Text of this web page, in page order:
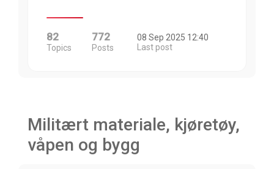
82
Topics
772
Posts
08 Sep 2025 12:40
Last post
Militært materiale, kjøretøy,
våpen og bygg